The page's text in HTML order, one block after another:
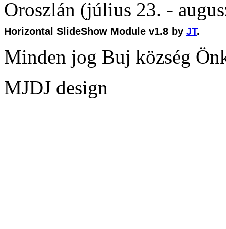
Oroszlán (július 23. -
Horizontal SlideShow Module v1.8 by JT.
Minden jog Buj község
MJDJ design